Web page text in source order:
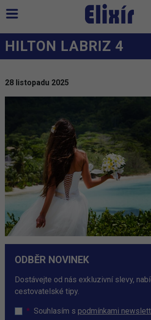
HILTON LABRIZ 4
28 listopadu 2025
ODBĚR NOVINEK
Dostávejte od nás exkluzivní slevy,
cestovatelské tipy.
* Souhlasím s podmínkami